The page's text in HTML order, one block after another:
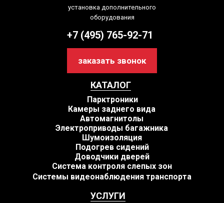
УСЛУГИ
КАТАЛОГ
+7 (495) 765-92-71
установка дополнительного
оборудования
Автомагнитолы
Шумоизоляция
Парктроники
Электроприводы багажника
Система контроля слепых зон
Системы видеонаблюдения транспорта
Камеры заднего вида
Подогрев сидений
заказать звонок
Доводчики дверей